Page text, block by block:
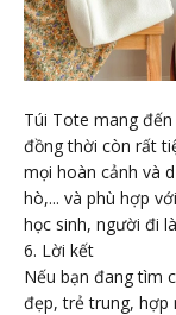
Túi Tote mang
đồng thời còn rất
mọi hoàn cảnh và
hò,... và phù hợp
học sinh, người đi
6. Lời kết
Nếu bạn đang tìm
đẹp, trẻ trung, hợp